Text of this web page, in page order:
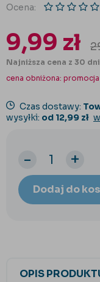
Ocena:
9,99 zł
Najniższa cena z 30
cena obniżona:
Czas dostawy:
wysyłki: od 12,99 zł
- +
Dodaj do
OPIS